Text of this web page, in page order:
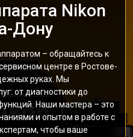
Nikon
Дону
– обращайтесь к
центре в Ростове-
руках. Мы
от диагностики до
Наши мастера – это
и опытом в работе с
чтобы ваше